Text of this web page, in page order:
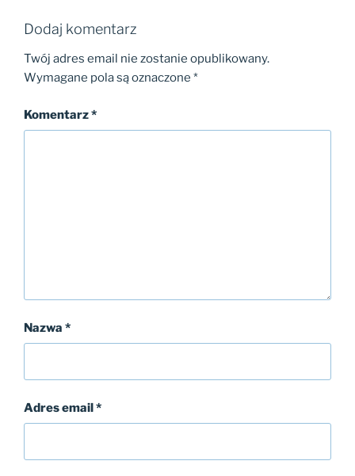
Dodaj komentarz
Twój adres email nie zostanie opublikowany.
Wymagane pola są oznaczone *
Komentarz*
Nazwa *
Adres email*